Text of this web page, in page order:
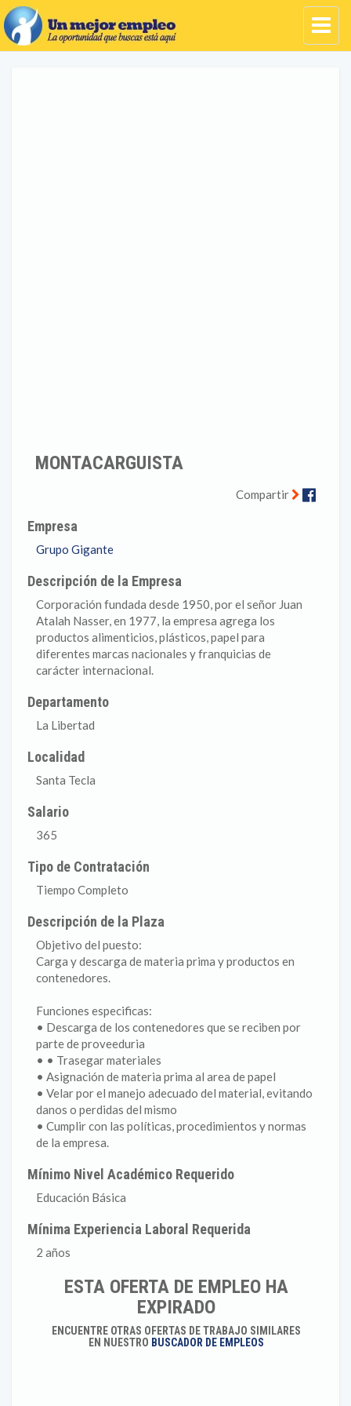
MONTACARGUISTA
Compartir
Empresa
Grupo Gigante
Descripción de la Empresa
Corporación fundada desde 1950, por el señor Juan
Atalah Nasser, en 1977, la empresa agrega los
productos alimenticios, plásticos, papel para
diferentes marcas nacionales y franquicias de
carácter internacional.
Departamento
La Libertad
Localidad
Santa Tecla
Salario
365
Tipo de Contratación
Tiempo Completo
Descripción de la Plaza
Objetivo del puesto:
Carga y descarga de materia prima y productos en
contenedores.
Funciones especificas:
• Descarga de los contenedores que se reciben por
parte de proveeduria
• • Trasegar materiales
• Asignación de materia prima al area de papel
• Velar por el manejo adecuado del material, evitando
danos o perdidas del mismo
• Cumplir con las políticas, procedimientos y normas
de la empresa.
Mínimo Nivel Académico Requerido
Educación Básica
Mínima Experiencia Laboral Requerida
2 años
ESTA OFERTA DE EMPLEO HA
EXPIRADO
ENCUENTRE OTRAS OFERTAS DE TRABAJO SIMILARES
EN NUESTRO BUSCADOR DE EMPLEOS